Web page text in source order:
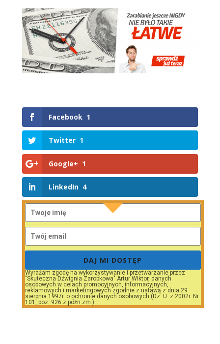
Facebook 1
Twitter 1
Google+ 1
LinkedIn 4
DAJ MI DOSTĘP
Wyrażam zgodę na wykorzystywanie i przetwarzanie przez
"Skuteczna Dźwignia Zarobkowa" Artur Wiktor, danych
osobowych w celach promocyjnych, informacyjnych,
reklamowych i marketingowych zgodnie z ustawą z dnia 29
sierpnia 1997r. o ochronie danych osobowych (Dz. U. z 2002r. Nr
101, poz. 926 z późn.zm.).